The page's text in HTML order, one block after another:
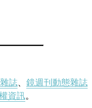
誌、 鏡週刊動態雜誌
資訊。